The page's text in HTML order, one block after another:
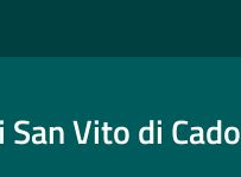
San Vito di